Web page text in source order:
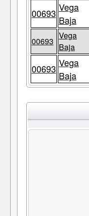
00693 Vega
Baja
00693
Vega
Baja
00693 Vega
Baja